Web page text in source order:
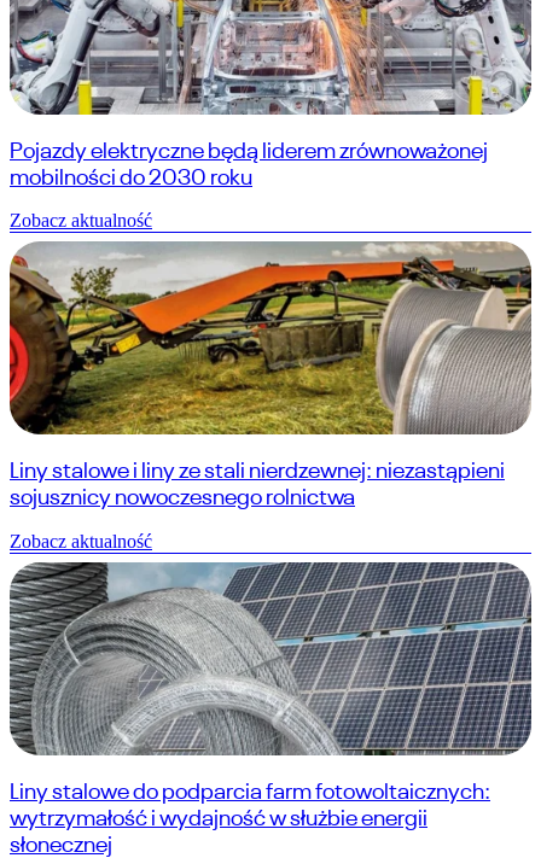
Pojazdy elektryczne będą liderem zrównoważonej
mobilności do 2030 roku
Zobacz aktualność
Liny stalowe i liny ze stali nierdzewnej: niezastąpieni
sojusznicy nowoczesnego rolnictwa
Zobacz aktualność
Liny stalowe do podparcia farm fotowoltaicznych:
wytrzymałość i wydajność w służbie energii
słonecznej